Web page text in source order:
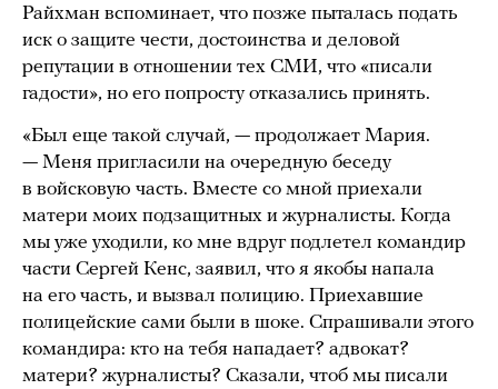
Райхман вспоминает, что позже пыталась подать
иск о защите чести, достоинства и деловой
репутации в отношении тех СМИ, что «писали
гадости», но его попросту отказались принять.
«Был еще такой случай, — продолжает Мария.
— Меня пригласили на очередную беседу
в войсковую часть. Вместе со мной приехали
матери моих подзащитных и журналисты. Когда
мы уже уходили, ко мне вдруг подлетел командир
части Сергей Кенс, заявил, что я якобы напала
на его часть, и вызвал полицию. Приехавшие
полицейские сами были в шоке. Спрашивали этого
командира: кто на тебя нападает? адвокат?
матери? журналисты? Сказали, чтоб мы писали